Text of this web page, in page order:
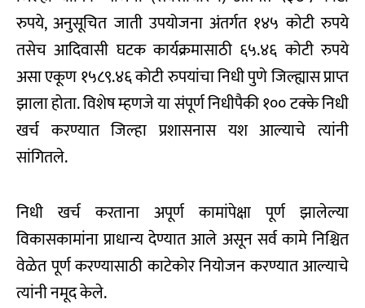
रुपये, अनुसूचित जाती उपयोजना अंतर्गत १४५ कोटी रुपये
तसेच आदिवासी घटक कार्यक्रमासाठी ६५.४६ कोटी रुपये
असा एकूण १५८९.४६ कोटी रुपयांचा निधी पुणे जिल्ह्यास प्राप्त
झाला होता. विशेष म्हणजे या संपूर्ण निधीपैकी १०० टक्के निधी
खर्च करण्यात जिल्हा प्रशासनास यश आल्याचे त्यांनी
सांगितले.
निधी खर्च करताना अपूर्ण कामांपेक्षा पूर्ण झालेल्या
विकासकामांना प्राधान्य देण्यात आले असून सर्व कामे निश्चित
वेळेत पूर्ण करण्यासाठी काटेकोर नियोजन करण्यात आल्याचे
त्यांनी नमूद केले.